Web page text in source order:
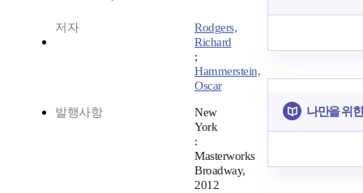
저자
Rodgers,
Richard
;
Hammerstein,
Oscar
발행사항
New
York
:
Masterworks
Broadway,
2012
나만을 위